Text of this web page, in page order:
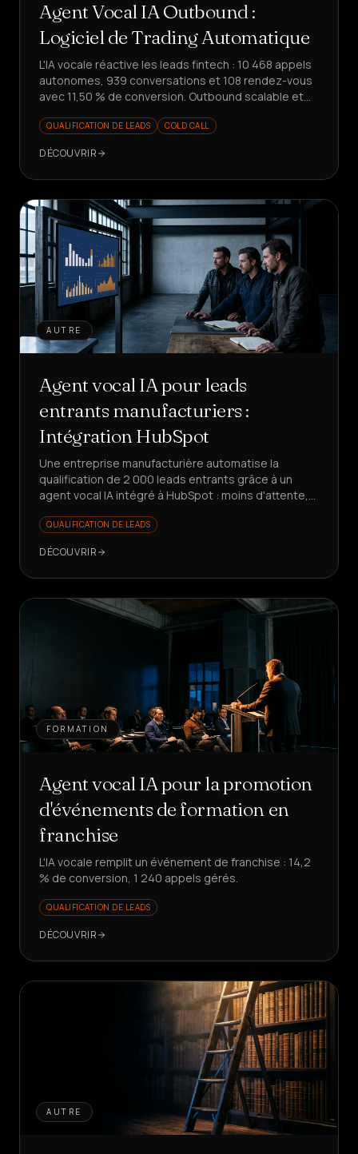
Agent Vocal IA Outbound :
Logiciel de Trading Automatique
L'IA vocale réactive les leads fintech : 10 468 appels
autonomes, 939 conversations et 108 rendez-vous
avec 11,50 % de conversion. Outbound scalable et
QUALIFICATION DE LEADS COLD CALL
DÉCOUVRIR
AUTRE
Agent vocal IA pour leads
entrants manufacturiers :
Intégration HubSpot
Une entreprise manufacturière automatise la
qualification de 2 000 leads entrants grâce à un
agent vocal IA intégré à HubSpot : moins d'attente,
valeur.
QUALIFICATION DE LEADS
DÉCOUVRIR
FORMATION
Agent vocal IA pour la promotion
d'événements de formation en
franchise
L'IA vocale remplit un événement de franchise : 14,2
% de conversion, 1 240 appels gérés.
QUALIFICATION DE LEADS
DÉCOUVRIR
AUTRE